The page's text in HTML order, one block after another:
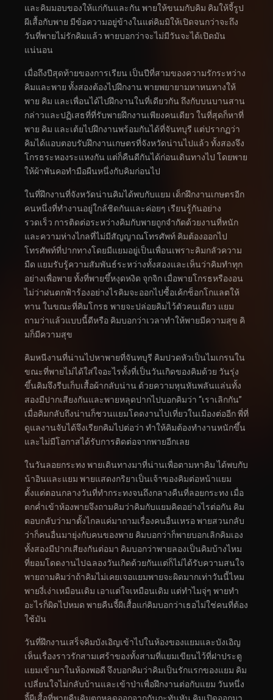
และคิมมอบของให้แก่กันและกัน พายให้ขนมกับคิม คิมให้จี้รูป
ผีเสื้อกับพาย มีข้อความอยู่ข้างในแต่คิมมิให้เปิดจนกว่าจะถึง
วันที่พายไม่รักคิมแล้ว พายบอกว่าจะไม่มีวันจะได้เปิดมัน
แน่นอน
เมื่อถึงปีสุดท้ายของการเรียน เป็นปีที่สามของความรักระหว่าง
คิมและพาย ทั้งสองต้องไปฝึกงาน พายพยายามหาหนทางให้
พาย คิม และเพื่อนได้ไปฝึกงานในที่เดียวกัน ถึงกับบนบานสาน
กล่าวและปฏิเสธที่ที่รับพายฝึกงานเพียงคนเดียว ในที่สุดก็หาที่
พาย คิม และเต้ยไปฝึกงานพร้อมกันได้ที่จันทบุรี แต่ปรากฏว่า
คิมได้แอบตอบรับฝึกงานเกษตรที่จังหวัดน่านไปแล้ว ทั้งสองจึง
โกรธระหองระแหงกัน แต่ก็คืนดีกันได้ก่อนเดินทางไป โดยพาย
ให้ผ้าพันคอทำมือผืนหนึ่งกับคิมก่อนไป
ในที่ฝึกงานที่จังหวัดน่านคิมได้พบกับแยม เด็กฝึกงานเกษตรอีก
คนหนึ่งที่ทำงานอยู่ใกล้ชิดกันและค่อยๆ เรียนรู้กันอย่าง
รวดเร็ว การติดต่อระหว่างคิมกับพายถูกจำกัดด้วยงานที่หนัก
และความห่างไกลที่ไม่มีสัญญาณโทรศัพท์ คิมต้องออกไป
โทรศัพท์ที่ปากทางโดยมีแยมอยู่เป็นเพื่อนเพราะคิมกลัวความ
มืด แยมรับรู้ความสัมพันธ์ระหว่างทั้งสองและเห็นว่าคิมทำทุก
อย่างเพื่อพาย ทั้งที่พายขึ้หงุดหงิด จุกจิก เมื่อพายโกรธหรืองอน
ไม่ว่าฝนตกฟ้าร้องอย่างไรคิมจะออกไปซื้อเค้กช็อกโกแลตให้
ทาน ในขณะที่คิมโกรธ พายจะปล่อยคิมไว้ตัวคนเดียว แยม
ถามว่าแล้วแบบนี้ดีหรือ คิมบอกว่าเวลาทำให้พายมีความสุข คิ
มก็มีความสุข
คิมหนีงานที่น่านไปหาพายที่จันทบุรี คิมปวดหัวเป็นไมเกรนใน
ขณะที่พายไม่ได้ใส่ใจอะไรทั้งที่เป็นวันเกิดของคิมด้วย วันรุ่ง
ขึ้นคิมจึงรีบเก็บเสื้อผ้ากลับน่าน ด้วยความหุนหันพลันแล่นทั้ง
สองมีปากเสียงกันและพายหลุดปากไปบอกคิมว่า “เราเลิกกัน”
เมื่อคิมกลับถึงน่านก็ชวนแยมโดดงานไปเที่ยวในเมืองต่ออีก พี่ที่
ดูแลงานจับได้จึงเรียกคิมไปต่อว่า ทำให้คิมต้องทำงานหนักขึ้น
และไม่มีโอกาสได้รับการติดต่อจากพายอีกเลย
ในวันลอยกระทง พายเดินทางมาที่น่านเพื่อตามหาคิม ได้พบกับ
น้าอินและแยม พายแสดงกริยาเป็นเจ้าของคิมต่อหน้าแยม
ตั้งแต่ตอนกลางวันที่ทำกระทงจนถึงกลางคืนที่ลอยกระทง เมื่อ
ตกค่ำเข้าห้องพายจึงถามคิมว่าคิมกับแยมคิดอย่างไรต่อกัน คิม
ตอบกลับว่ามาตั้งไกลแค่มาถามเรื่องคนอื่นเหรอ พายสวนกลับ
ว่าก็คนอื่นมายุ่งกับคนของพาย คิมบอกว่าก็พายบอกเลิกคิมเอง
ทั้งสองมีปากเสียงกันต่อมา คิมบอกว่าพายลองเป็นคิมบ้างไหม
ที่ยอมโดดงานไปฉลองวันเกิดด้วยกันแต่ก็ไม่ได้รับความสนใจ
พายถามคิมว่าถ้าคิมไม่เคยเจอแยมพายจะผิดมากเท่าวันนี้ไหม
พายงี่เง่าเหมือนเดิม เอาแต่ใจเหมือนเดิม แต่ทำไมจุ่ๆ พายทำ
อะไรก็ผิดไปหมด พายคืนจี้ผีเสื้อแก่คิมบอกว่าเธอไม่ใช่คนที่ต้อง
ใช้มัน
วันที่ฝึกงานเสร็จคิมบังเอิญเข้าไปในห้องของแยมและบังเอิญ
เห็นเรื่องราวรักสามเศร้าของทั้งสามที่แยมเขียนไว้ที่ฝาประตู
แยมเข้ามาในห้องพอดี จึงบอกคิมว่าคิมเป็นรักแรกของแยม คิม
เปลี่ยนใจไม่กลับบ้านและเข้าป่าเพื่อฝึกงานต่อกับแยม วันหนึ่ง